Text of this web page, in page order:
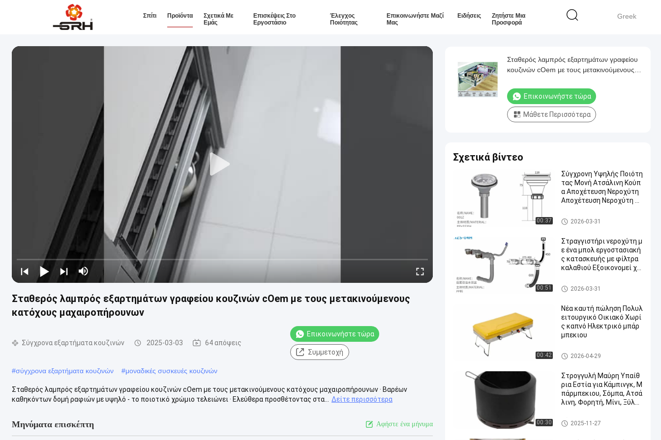
Greek
Σπίτι Προϊόντα
Σχετικά Με
Εμάς
Επισκέψεις Στο
Εργοστάσιο
Έλεγχος
Ποιότητας
Επικοινωνήστε Μαζί
Μας
Ειδήσεις
Ζητήστε Μια
Προσφορά
Σταθερός λαμπρός εξαρτημάτων γραφείου κουζινών cOem με τους μετακινούμενους
κατόχους μαχαιροπήρουνων
Σύγχρονα εξαρτήματα κουζινών 2025-03-03 64 απόψεις
Επικοινωνήστε τώρα
Συμμετοχή
#σύγχρονα εξαρτήματα κουζινών #μοναδικές συσκευές κουζινών
Σταθερός λαμπρός εξαρτημάτων γραφείου κουζινών cOem με τους μετακινούμενους κατόχους μαχαιροπήρουνων · Βαρέων
καθηκόντων δομή ραφιών με υψηλό - το ποιοτικό χρώμιο τελειώνει · Ελεύθερα προσθέτοντας στα...
Δείτε περισσότερα
Μηνύματα επισκέπτη Αφήστε ένα μήνυμα
Σταθερός λαμπρός εξαρτημάτων γραφείου
κουζινών cOem με τους μετακινούμενους
Επικοινωνήστε τώρα
Μάθετε Περισσότερα
Σχετικά βίντεο
00:37
Σύγχρονη Υψηλής Ποιότη
τας Μονή Ατσάλινη Κούπ
α Αποχέτευση Νεροχύτη
Αποχέτευση Νεροχύτη Π
πορρίμματα Αποχέτευση
Wholesale Product
Σύγχρονα εξαρτήματα κουζι
νών
2026-03-31
00:51
Στραγγιστήρι νεροχύτη μ
ε ένα μπολ εργοστασιακή
ς κατασκευής με φίλτρα
καλαθιού Εξοικονομεί χώ
ροσαρμογή Κιτ αποστράγ
γισης για νεροχύτη κουζί
Σύγχρονα εξαρτήματα κουζι
νών
2026-03-31
00:42
Νέα καυτή πώληση Πολυλ
ειτουργικό Οικιακό Χωρί
ς καπνό Ηλεκτρικό μπάρ
μπεκιου
Σύγχρονα εξαρτήματα κουζι
νών
2026-04-29
00:30
Στρογγυλή Μαύρη Υπαίθ
ρια Εστία για Κάμπινγκ, Μ
πάρμπεκιου, Σόμπα, Ατσά
λινη, Φορητή, Μίνι, Ξύλο
ησταριά BBQ
Σύγχρονα εξαρτήματα κουζι
νών
2025-11-27